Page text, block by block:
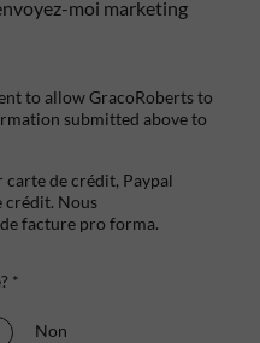
moi marketing
to allow GracoRoberts to
submitted above to
de crédit, Paypal
crédit. Nous
facture pro forma.
*
Non